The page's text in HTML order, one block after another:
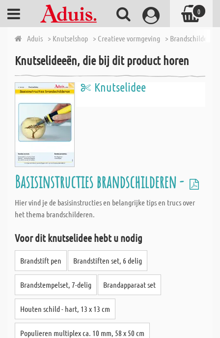
Aduis > Knutselshop > Creatieve vormgeving > Brandschilderen
Knutselideeën, die bij dit product horen
Knutselidee
Basisinstructies brandschilderen -
Hier vind je de basisinstructies en belangrijke tips en trucs over
het thema brandschilderen.
Voor dit knutselidee hebt u nodig
Brandstift pen Brandstiften set, 6 delig
Brandstempelset, 7-delig Brandapparaat set
Houten schild - hart, 13 x 13 cm
Populieren multiplex ca. 10 mm, 58 x 50 cm
0